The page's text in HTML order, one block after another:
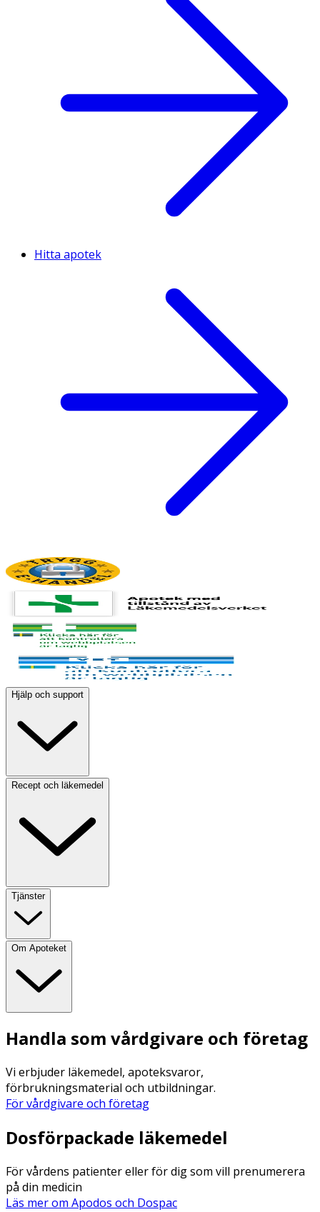
Hitta apotek
Hjälp och support
Recept och läkemedel
Tjänster
Om Apoteket
Handla som vårdgivare och företag
Vi erbjuder läkemedel, apoteksvaror,
förbrukningsmaterial och utbildningar.
För vårdgivare och företag
Dosförpackade läkemedel
För vårdens patienter eller för dig som vill prenumerera
på din medicin
Läs mer om Apodos och Dospac